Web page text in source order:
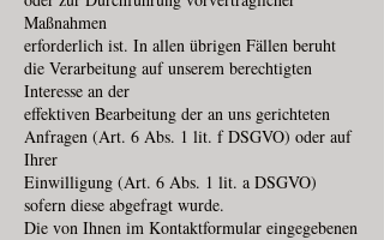
Maßnahmen
erforderlich ist. In allen übrigen Fällen beruht
die Verarbeitung auf unserem berechtigten
Interesse an der
effektiven Bearbeitung der an uns gerichteten
Anfragen (Art. 6 Abs. 1 lit. f DSGVO) oder auf
Ihrer
Einwilligung (Art. 6 Abs. 1 lit. a DSGVO)
sofern diese abgefragt wurde.
Die von Ihnen im Kontaktformular eingegebenen